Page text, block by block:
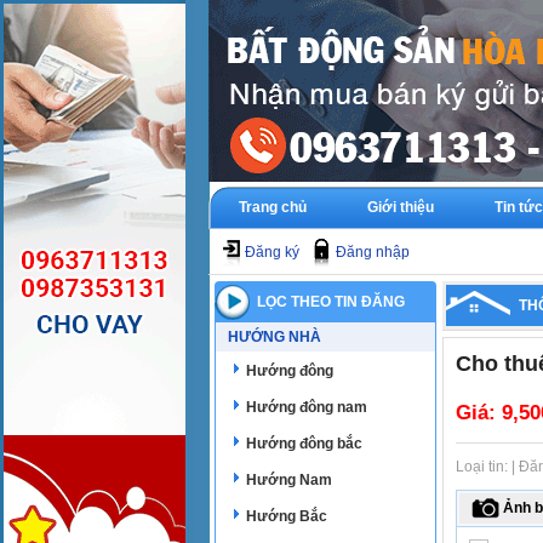
Trang chủ Giới thiệu Tin tức
Đăng ký Đăng nhập
LỌC THEO TIN ĐĂNG
HƯỚNG NHÀ
Hướng đông
Hướng đông nam
Hướng đông bắc
Hướng Nam
Hướng Bắc
Cho
Giá:
Loại tin: |
Ảnh